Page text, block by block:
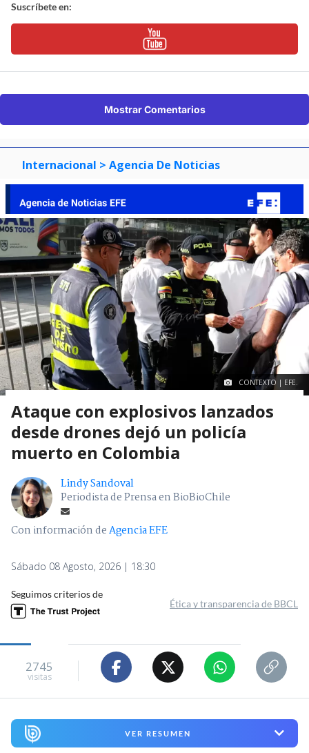
Suscríbete en:
Mostrar Comentarios
Internacional > Agencia De Noticias
CONTEXTO | EFE.
Ataque con explosivos lanzados
desde drones dejó un policía
muerto en Colombia
Lindy Sandoval
Periodista de Prensa en BioBioChile
Con información deAgencia EFE
Sábado 08 Agosto, 2026 | 18:30
Seguimos criterios de
Ética y transparencia de BBCL
2745
visitas
VER RESUMEN